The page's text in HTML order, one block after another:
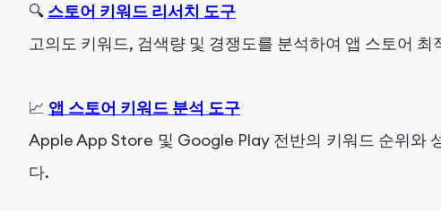
🔍 스토어 키워드 리서치 도구
고의도 키워드, 검색량 및 경쟁도를 분석하여 앱 스토어
📈 앱 스토어 키워드 분석 도구
Apple App Store 및 Google Play 전반의 키워드 순위와
다.